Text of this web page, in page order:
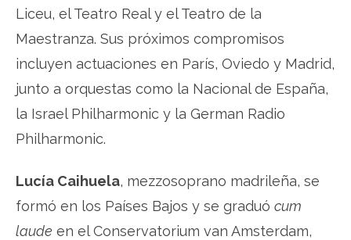
Liceu, el Teatro Real y el Teatro de la
Maestranza. Sus próximos compromisos
incluyen actuaciones en París, Oviedo y Madrid,
junto a orquestas como la Nacional de España,
la Israel Philharmonic y la German Radio
Philharmonic.
Lucía Caihuela, mezzosoprano madrileña, se
formó en los Países Bajos y se graduó cum
laude en el Conservatorium van Amsterdam,